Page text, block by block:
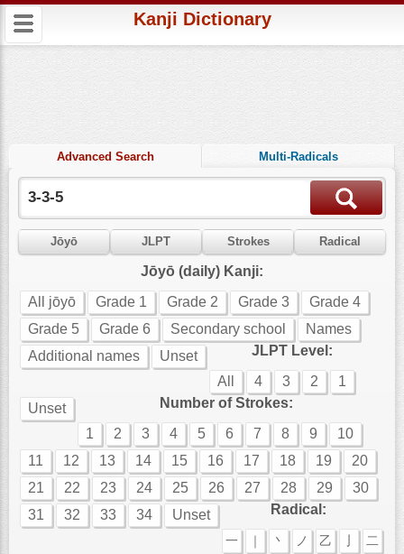
Kanji Dictionary
Advanced Search Multi-Radicals
Jōyō JLPT Strokes Radical
Jōyō (daily) Kanji:
All jōyō
Grade 1 Grade 2 Grade 3
Grade 4
Grade 5
Grade 6 Secondary school
Names
Additional names
Unset
JLPT Level:
All
4 3 2
1
Unset
Number of Strokes:
1
2 3 4 5 6 7 8 9
10
11
12 13 14 15 16 17 18 19
20
21
22 23 24 25 26 27 28 29
30
31
32 33 34 Unset Radical:
一 ｜ 丶 ノ 乙
二